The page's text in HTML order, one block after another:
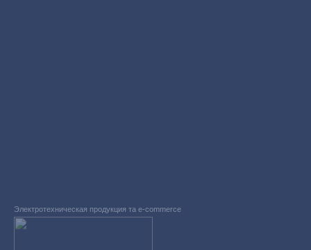
Электротехническая продукция та e-commerce